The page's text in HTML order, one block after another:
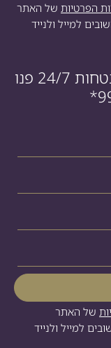
הפרטיות של האתר
למייל ולנייד
לשמירת נכסיכם בכספות מאובטחות 24/7 פנו
של האתר
למייל ולנייד